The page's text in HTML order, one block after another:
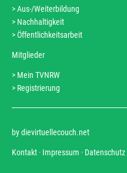
Navigation
überspringen
Aus-/Weiterbildung
Nachhaltigkeit
Öffentlichkeitsarbeit
Mitglieder
Navigation
Mein TVNRW
Registrierung
by dievirtuellecouch.net
Navigation
Kontakt Impressum Datenschutz